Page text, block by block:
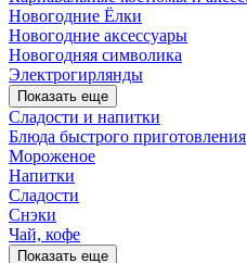
Новогодние Ёлки
Новогодние аксессуары
Новогодняя символика
Электрогирлянды
Показать еще
Сладости и напитки
Блюда быстрого приготовления
Мороженое
Напитки
Сладости
Снэки
Чай, кофе
Показать еще